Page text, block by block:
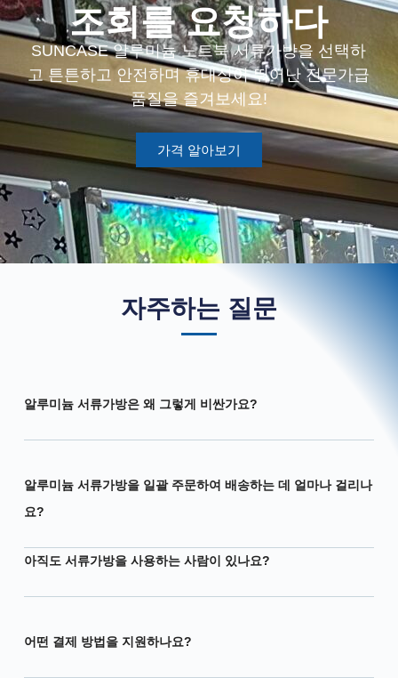
조회를 요청하다
SUNCASE 알루미늄 노트북 서류가방을 선택하
고 튼튼하고 안전하며 휴대성이 뛰어난 전문가급
품질을 즐겨보세요!
가격 알아보기
자주하는 질문
알루미늄 서류가방은 왜 그렇게 비싼가요?
알루미늄 서류가방을 일괄 주문하여 배송하는 데 얼마나 걸리나
요?
아직도 서류가방을 사용하는 사람이 있나요?
어떤 결제 방법을 지원하나요?